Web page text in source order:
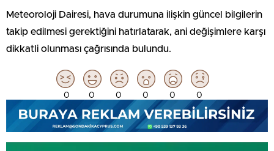
Meteoroloji Dairesi, hava durumuna ilişkin güncel bilgilerin
takip edilmesi gerektiğini hatırlatarak, ani değişimlere karşı
dikkatli olunması çağrısında bulundu.
0 0 0 0 0 0